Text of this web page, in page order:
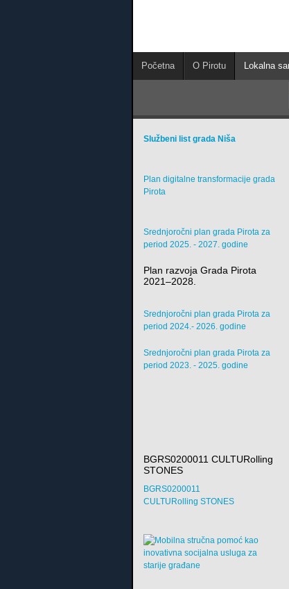
Početna O Pirotu Lokalna
Službeni list grada Niša
Plan digitalne transformacije grada
Pirota
Srednjoročni plan grada Pirota za
period 2025. - 2027. godine
Plan razvoja Grada Pirota
2021–2028.
Srednjoročni plan grada Pirota za
period 2024.- 2026. godine
Srednjoročni plan grada Pirota za
period 2023. - 2025. godine
BGRS0200011 CULTURolling
STONES
BGRS0200011
CULTURolling STONES